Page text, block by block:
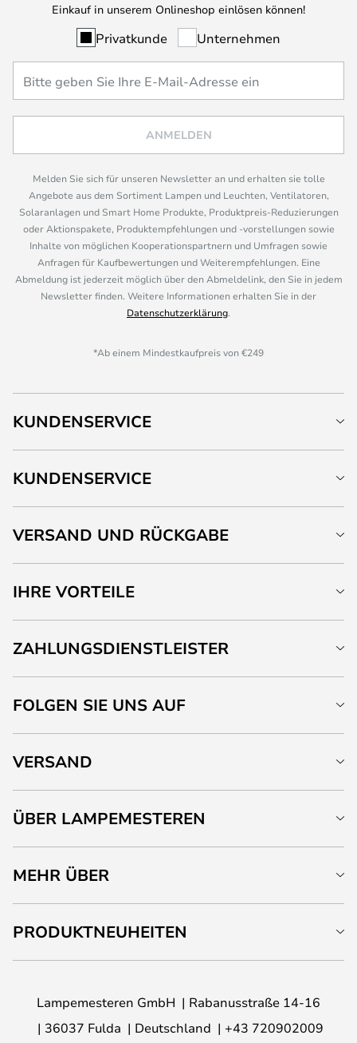
Einkauf in unserem Onlineshop einlösen können!
Privatkunde Unternehmen
ANMELDEN
Melden Sie sich für unseren Newsletter an und erhalten sie tolle
Angebote aus dem Sortiment Lampen und Leuchten, Ventilatoren,
Solaranlagen und Smart Home Produkte, Produktpreis-Reduzierungen
oder Aktionspakete, Produktempfehlungen und -vorstellungen sowie
Inhalte von möglichen Kooperationspartnern und Umfragen sowie
Anfragen für Kaufbewertungen und Weiterempfehlungen. Eine
Abmeldung ist jederzeit möglich über den Abmeldelink, den Sie in jedem
Newsletter finden. Weitere Informationen erhalten Sie in der
Datenschutzerklärung.
*Ab einem Mindestkaufpreis von €249
KUNDENSERVICE
KUNDENSERVICE
VERSAND UND RÜCKGABE
IHRE VORTEILE
ZAHLUNGSDIENSTLEISTER
FOLGEN SIE UNS AUF
VERSAND
ÜBER LAMPEMESTEREN
MEHR ÜBER
PRODUKTNEUHEITEN
Lampemesteren GmbH
Rabanusstraße 14-16
36037 Fulda
Deutschland +43 720902009